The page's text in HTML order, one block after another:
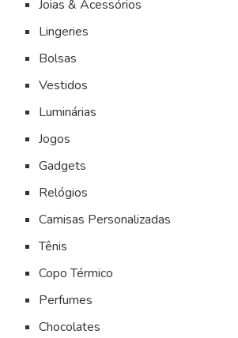
Joias & Acessórios
Lingeries
Bolsas
Vestidos
Luminárias
Jogos
Gadgets
Relógios
Camisas Personalizadas
Tênis
Copo Térmico
Perfumes
Chocolates